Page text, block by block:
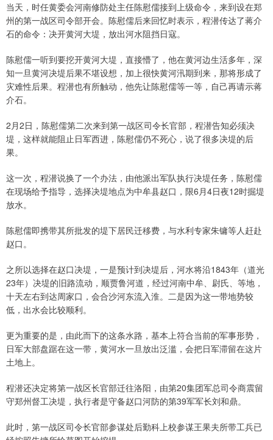
当天，时任黄委会河南修防处主任陈慰儒接到上级命令，来到设在郑
州的第一战区司令部开会。陈慰儒后来回忆时表示，程潜传达了蒋介
石的命令：决开黄河大堤，放出河水阻挡日寇。
陈慰儒一听到要挖开黄河大堤，直接懵了，他在黄河边生活多年，深
知一旦黄河决堤后果不堪设想，加上很快黄河汛期到来，那将形成了
灾难性后果。程潜也有所触动，他先让陈慰儒等一等，自己再请示蒋
介石。
2月2日，陈慰儒第二次来到第一战区司令长官部，程潜告知必须决
堤，这样就能阻止日军西进，陈慰儒仍不死心，说了很多决堤的后
果。
这一次，程潜说换了一个办法，由他派出军队执行决堤任务，陈慰儒
在现场给予指导，选择决堤地点为中牟县赵口，限6月4日夜12时掘堤
放水。
陈慰儒即携带其所批发的堤下居民迁移费，与水利专家朱镛等人赶赴
赵口。
之所以选择在赵口决堤，一是预计到决堤后，河水将沿1843年（道光
23年）决堤的旧路流动，顺贾鲁河道，经过河南中牟、尉氏、等地，
十天左右到达周家口，会合沙河东流入淮。二是因为这一带地势较
低，出水会比较顺利。
更为重要的是，由此而下的这条水路，基本上符合当前的军事形势，
日军大部盘踞在这一带，黄河水一旦放出泛滥，会把日军滞留在这片
土地上。
程潜还决定将第一战区长官部迁往洛阳，由第20集团军总司令商震留
守郑州督工决堤，执行者是守备赵口河防的第39军军长刘和鼎。
此时，第一战区司令长官部参谋处后勤科上校参谋王果夫所带工兵已